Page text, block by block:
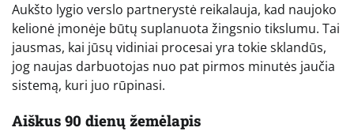
Aukšto lygio verslo partnerystė reikalauja, kad naujoko
kelionė įmonėje būtų suplanuota žingsnio tikslumu. Tai
jausmas, kai jūsų vidiniai procesai yra tokie sklandūs,
jog naujas darbuotojas nuo pat pirmos minutės jaučia
sistemą, kuri juo rūpinasi.
Aiškus 90 dienų žemėlapis